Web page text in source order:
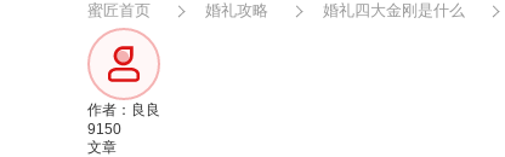
蜜匠首页 婚礼攻略 婚礼四大金刚是什么
作者：良良
9150
文章